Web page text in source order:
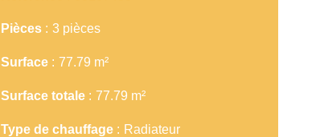
Pièces 3 pièces
Surface 77.79 m²
Surface totale 77.79 m²
Type de chauffage Radiateur